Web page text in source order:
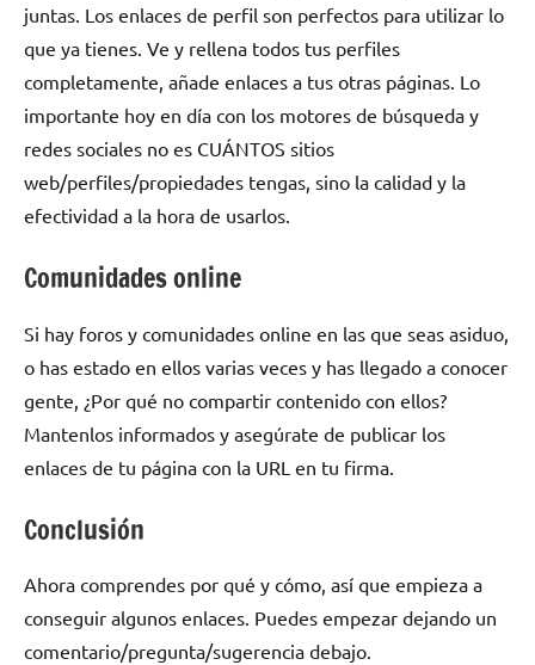
juntas. Los enlaces de perfil son perfectos para utilizar lo
que ya tienes. Ve y rellena todos tus perfiles
completamente, añade enlaces a tus otras páginas. Lo
importante hoy en día con los motores de búsqueda y
redes sociales no es CUÁNTOS sitios
web/perfiles/propiedades tengas, sino la calidad y la
efectividad a la hora de usarlos.
Comunidades online
Si hay foros y comunidades online en las que seas asiduo,
o has estado en ellos varias veces y has llegado a conocer
gente, ¿Por qué no compartir contenido con ellos?
Mantenlos informados y asegúrate de publicar los
enlaces de tu página con la URL en tu firma.
Conclusión
Ahora comprendes por qué y cómo, así que empieza a
conseguir algunos enlaces. Puedes empezar dejando un
comentario/pregunta/sugerencia debajo.